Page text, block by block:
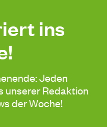
ins
Jeden
unserer Redaktion
der Woche!